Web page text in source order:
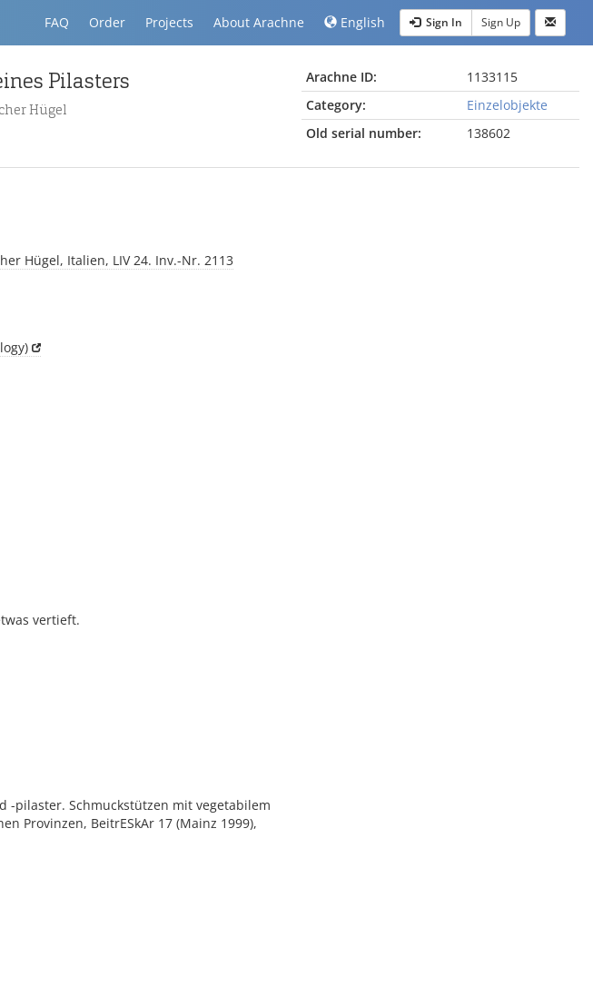
FAQ Order Projects About Arachne English Sign In Sign Up
Pilasters
Hügel
Arachne ID:
1133115
Category:
Einzelobjekte
Old serial number:
138602
Hügel, Italien, LIV 24. Inv.-Nr. 2113
vertieft.
-pilaster. Schmuckstützen mit vegetabilem
Provinzen, BeitrESkAr 17 (Mainz 1999),